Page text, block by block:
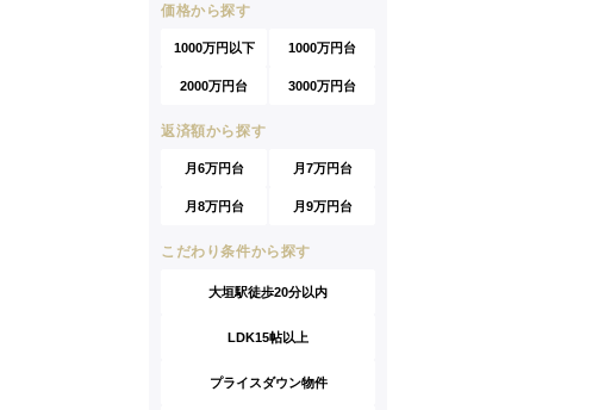
価格から探す
1000万円以下 1000万円台
2000万円台 3000万円台
返済額から探す
月6万円台 月7万円台
月8万円台 月9万円台
こだわり条件から探す
大垣駅徒歩20分以内
LDK15帖以上
プライスダウン物件